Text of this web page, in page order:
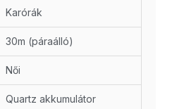
Karórák
30m (páraálló)
Női
Quartz akkumulátor